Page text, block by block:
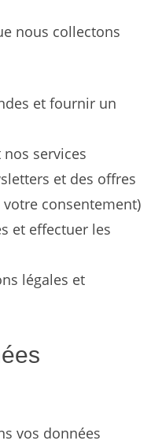
nous collectons
et fournir un
services
et des offres
consentement)
et effectuer les
légales et
vos données